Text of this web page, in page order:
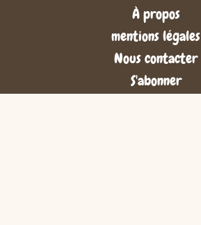
À propos
mentions légales
Nous contacter
S'abonner